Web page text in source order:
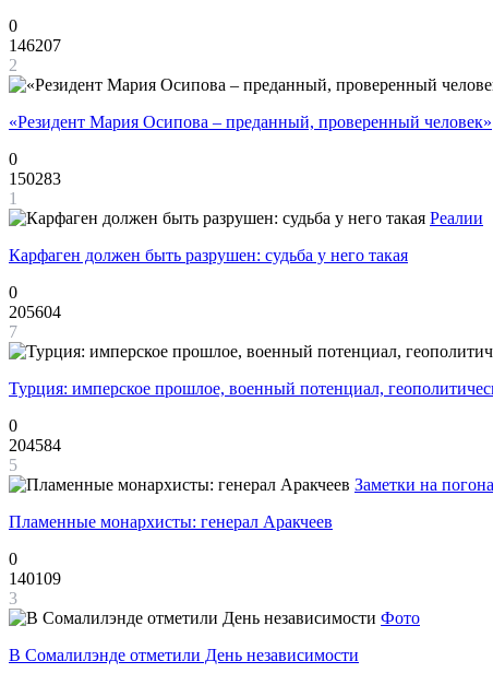
0
146207
2
«Резидент Мария Осипова – преданный, проверенный человек»
0
150283
1
Реалии
Карфаген должен быть разрушен: судьба у него такая
0
205604
7
Турция: имперское прошлое, военный потенциал,
0
204584
5
Заметки на
Пламенные монархисты: генерал Аракчеев
0
140109
3
Фото
В Сомалилэнде отметили День независимости